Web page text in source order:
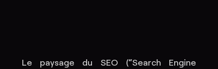
Le paysage du SEO (“Search Engine